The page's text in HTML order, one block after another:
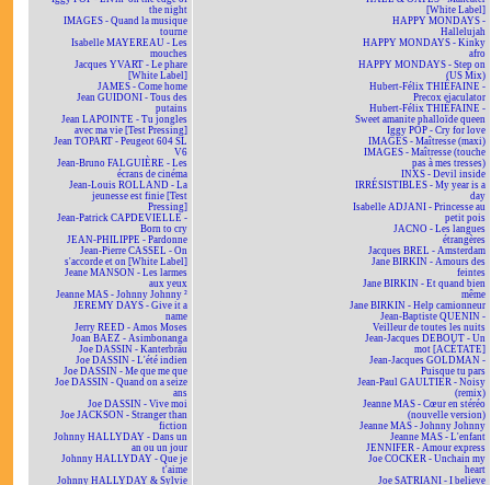
the night
IMAGES - Quand la musique
tourne
Isabelle MAYEREAU - Les
mouches
Jacques YVART - Le phare
[White Label]
JAMES - Come home
Jean GUIDONI - Tous des
putains
Jean LAPOINTE - Tu jongles
avec ma vie [Test Pressing]
Jean TOPART - Peugeot 604 SL
V6
Jean-Bruno FALGUIÈRE - Les
écrans de cinéma
Jean-Louis ROLLAND - La
jeunesse est finie [Test
Pressing]
Jean-Patrick CAPDEVIELLE -
Born to cry
JEAN-PHILIPPE - Pardonne
Jean-Pierre CASSEL - On
s'accorde et on [White Label]
Jeane MANSON - Les larmes
aux yeux
Jeanne MAS - Johnny Johnny ²
JEREMY DAYS - Give it a
name
Jerry REED - Amos Moses
Joan BAEZ - Asimbonanga
Joe DASSIN - Kanterbräu
Joe DASSIN - L'été indien
Joe DASSIN - Me que me que
Joe DASSIN - Quand on a seize
ans
Joe DASSIN - Vive moi
Joe JACKSON - Stranger than
fiction
Johnny HALLYDAY - Dans un
an ou un jour
Johnny HALLYDAY - Que je
t'aime
Johnny HALLYDAY & Sylvie
[White Label]
HAPPY MONDAYS -
Hallelujah
HAPPY MONDAYS - Kinky
afro
HAPPY MONDAYS - Step on
(US Mix)
Hubert-Félix THIÉFAINE -
Precox ejaculator
Hubert-Félix THIÉFAINE -
Sweet amanite phalloïde queen
Iggy POP - Cry for love
IMAGES - Maîtresse (maxi)
IMAGES - Maîtresse (touche
pas à mes tresses)
INXS - Devil inside
IRRÉSISTIBLES - My year is a
day
Isabelle ADJANI - Princesse au
petit pois
JACNO - Les langues
étrangères
Jacques BREL - Amsterdam
Jane BIRKIN - Amours des
feintes
Jane BIRKIN - Et quand bien
même
Jane BIRKIN - Help camionneur
Jean-Baptiste QUENIN -
Veilleur de toutes les nuits
Jean-Jacques DEBOUT - Un
mot [ACÉTATE]
Jean-Jacques GOLDMAN -
Puisque tu pars
Jean-Paul GAULTIER - Noisy
(remix)
Jeanne MAS - Cœur en stéréo
(nouvelle version)
Jeanne MAS - Johnny Johnny
Jeanne MAS - L'enfant
JENNIFER - Amour express
Joe COCKER - Unchain my
heart
Joe SATRIANI - I believe